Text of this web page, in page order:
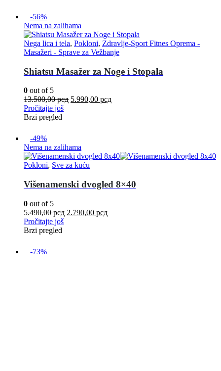
-56%
Nema na zalihama
Nega lica i tela, Pokloni, Zdravlje-Sport Fitnes Oprema -
Masažeri - Sprave za Vežbanje
Shiatsu Masažer za Noge i Stopala
0 out of 5
13.500,00рсд 5.990,00 рсд
Pročitajte još
Brzi pregled
-49%
Nema na zalihama
Pokloni, Sve za kuću
Višenamenski dvogled 8×40
0 out of 5
5.490,00рсд 2.790,00 рсд
Pročitajte još
Brzi pregled
-73%